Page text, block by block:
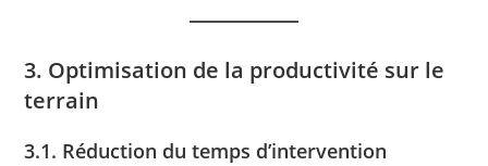
3. Optimisation de la productivité sur le
terrain
3.1. Réduction du temps d’intervention